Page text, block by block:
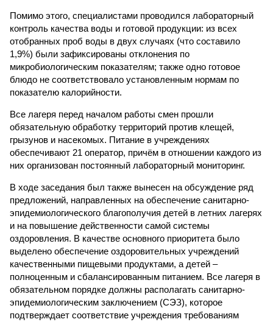
Помимо этого, специалистами проводился лабораторный
контроль качества воды и готовой продукции: из всех
отобранных проб воды в двух случаях (что составило
1,9%) были зафиксированы отклонения по
микробиологическим показателям; также одно готовое
блюдо не соответствовало установленным нормам по
показателю калорийности.
Все лагеря перед началом работы смен прошли
обязательную обработку территорий против клещей,
грызунов и насекомых. Питание в учреждениях
обеспечивают 21 оператор, причём в отношении каждого из
них организован постоянный лабораторный мониторинг.
В ходе заседания был также вынесен на обсуждение ряд
предложений, направленных на обеспечение санитарно-
эпидемиологического благополучия детей в летних лагерях
и на повышение действенности самой системы
оздоровления. В качестве основного приоритета было
выделено обеспечение оздоровительных учреждений
качественными пищевыми продуктами, а детей –
полноценным и сбалансированным питанием. Все лагеря в
обязательном порядке должны располагать санитарно-
эпидемиологическим заключением (СЭЗ), которое
подтверждает соответствие учреждения требованиям